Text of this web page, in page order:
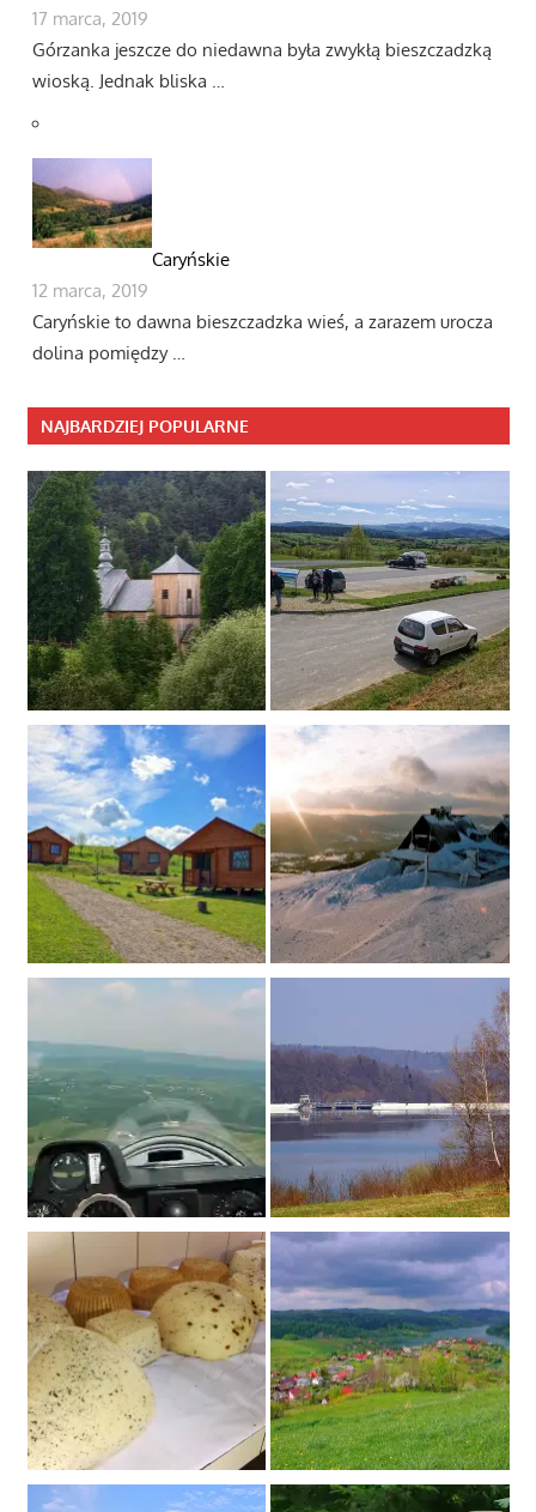
17 marca, 2019
Górzanka jeszcze do niedawna była zwykłą bieszczadzką
wioską. Jednak bliska …
Caryńskie
12 marca, 2019
Caryńskie to dawna bieszczadzka wieś, a zarazem urocza
dolina pomiędzy …
NAJBARDZIEJ POPULARNE